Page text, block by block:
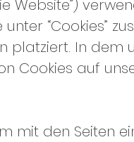
Website”)
“Cookies”
In dem
Cookies auf
mit den Seiten